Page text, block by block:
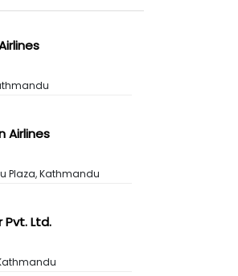
Airlines
Plaza, Kathmandu
Pvt. Ltd.